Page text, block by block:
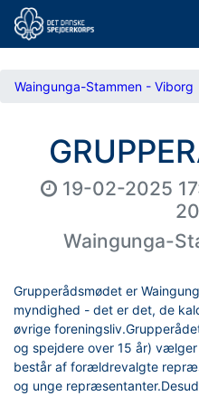
Waingunga-Stammen - Viborg
19-02-2025
Waingunga-
Grupperådsmødet er
myndighed - det er det, de
øvrige
og spejdere over 15 år)
består af forældrevalgte
og unge